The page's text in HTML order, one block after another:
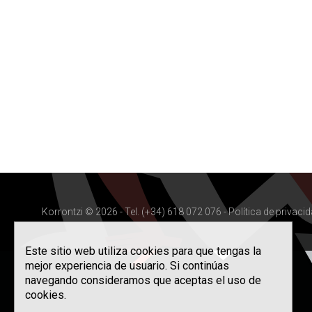
Korrontzi © 2026 - Tel. (+34) 618 072 076 -Política de
Este sitio web utiliza cookies para que tengas la
mejor experiencia de usuario. Si continúas
navegando consideramos que aceptas el uso de
cookies.